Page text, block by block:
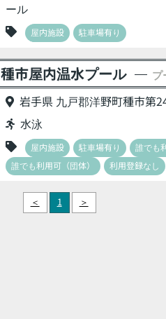
ール
屋内施設 駐車場有り
種市屋内温水プール プ
岩手県 九戸郡洋野町種市第
水泳
屋内施設 駐車場有り
誰でも
誰でも利用可（団体）
利用登録なし
＜ 1 ＞